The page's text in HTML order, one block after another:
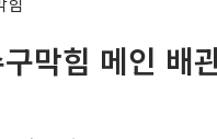
막힘 메인 배